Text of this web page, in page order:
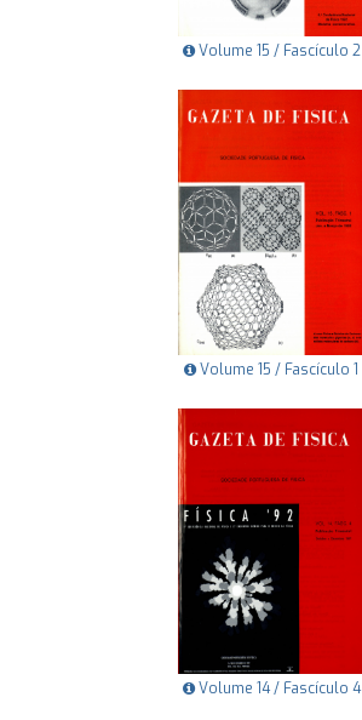
Volume 15 / Fascículo 2
Volume 15 / Fascículo 1
Volume 14 / Fascículo 4